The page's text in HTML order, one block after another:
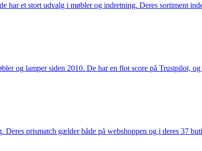
har et stort udvalg i møbler og indretning. Deres sortiment
og lamper siden 2010. De har en flot score på Trustpilot,
prismatch gælder både på webshoppen og i deres 37